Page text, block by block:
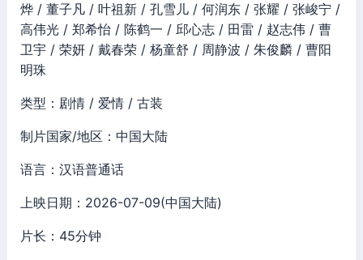
烨 / 董子凡 / 叶祖新 / 孔雪儿 / 何润东 / 张耀 / 张峻宁 /
高伟光 / 郑希怡 / 陈鹤一 / 邱心志 / 田雷 / 赵志伟 / 曹
卫宇 / 荣妍 / 戴春荣 / 杨童舒 / 周静波 / 朱俊麟 / 曹阳
明珠
类型：剧情 / 爱情 / 古装
制片国家/地区：中国大陆
语言：汉语普通话
上映日期：2026-07-09(中国大陆)
片长：45分钟